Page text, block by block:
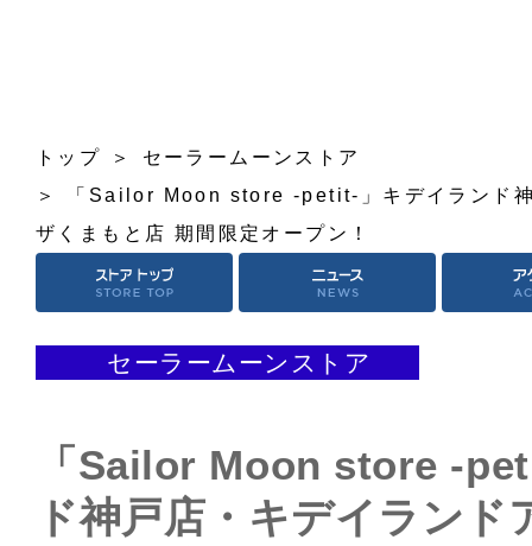
トップ
セーラームーンストア
「Sailor Moon store -petit-」キデイランド
ザくまもと店 期間限定オープン！
セーラームーンストア
「Sailor Moon store -
ド神戸店・キデイラン